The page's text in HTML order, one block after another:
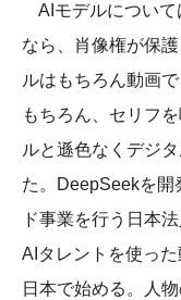
AIモデルについて
なら、肖像権が保
ルはもちろん動画
もちろん、セリフ
ルと遜色なくデジ
た。DeepSeekを開
ド事業を行う日本
AIタレントを使っ
日本で始める。人